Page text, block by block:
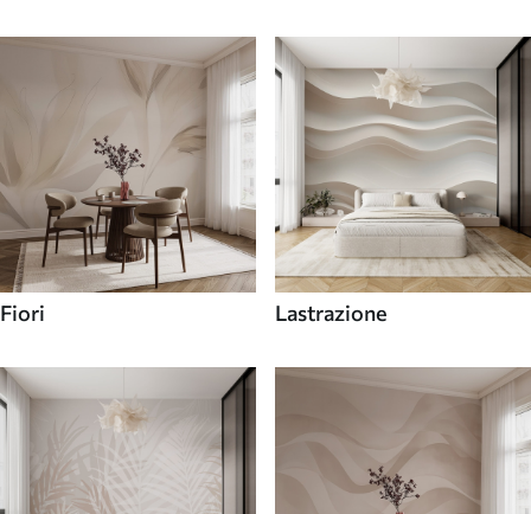
Fiori Lastrazione